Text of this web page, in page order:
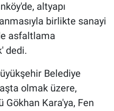
altyapı
birlikte sanayi
asfaltlama
dedi.
Belediye
olmak üzere,
Gökhan Kara'ya, Fen